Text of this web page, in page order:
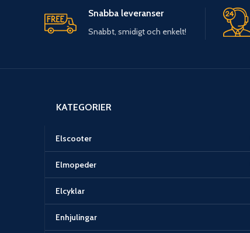
Snabba leveranser
Snabbt, smidigt och enkelt!
KATEGORIER
Elscooter
Elmopeder
Elcyklar
Enhjulingar